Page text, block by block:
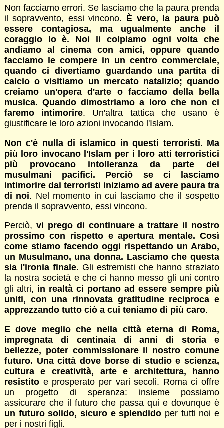
Non facciamo errori. Se lasciamo che la paura prenda
il sopravvento, essi vincono. È vero, la paura può
essere contagiosa, ma ugualmente anche il
coraggio lo è. Noi li colpiamo ogni volta che
andiamo al cinema con amici, oppure quando
facciamo le compere in un centro commerciale,
quando ci divertiamo guardando una partita di
calcio o visitiamo un mercato natalizio; quando
creiamo un'opera d'arte o facciamo della bella
musica. Quando dimostriamo a loro che non ci
faremo intimorire. Un'altra tattica che usano è
giustificare le loro azioni invocando l'Islam.
Non c'è nulla di islamico in questi terroristi. Ma
più loro invocano l'Islam per i loro atti terroristici
più provocano intolleranza da parte dei
musulmani pacifici. Perciò se ci lasciamo
intimorire dai terroristi iniziamo ad avere paura tra
di noi. Nel momento in cui lasciamo che il sospetto
prenda il sopravvento, essi vincono.
Perciò, vi prego di continuare a trattare il nostro
prossimo con rispetto e apertura mentale. Così
come stiamo facendo oggi rispettando un Arabo,
un Musulmano, una donna. Lasciamo che questa
sia l'ironia finale. Gli estremisti che hanno straziato
la nostra società e che ci hanno messo gli uni contro
gli altri, in realtà ci portano ad essere sempre più
uniti, con una rinnovata gratitudine reciproca e
apprezzando tutto ciò a cui teniamo di più caro.
E dove meglio che nella città eterna di Roma,
impregnata di centinaia di anni di storia e
bellezze, poter commissionare il nostro comune
futuro. Una città dove borse di studio e scienza,
cultura e creatività, arte e architettura, hanno
resistitoe prosperato per vari secoli. Roma ci offre
un progetto di speranza: insieme possiamo
assicurare che il futuro che passa qui e dovunque è
un futuro solido, sicuro e splendido per tutti noi e
per i nostri figli.